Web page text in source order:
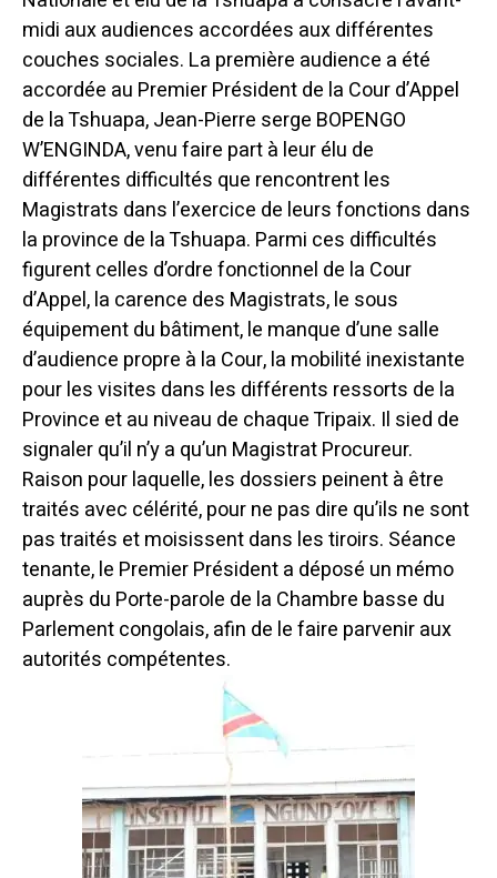
midi aux audiences accordées aux différentes
couches sociales. La première audience a été
accordée au Premier Président de la Cour d’Appel
de la Tshuapa, Jean-Pierre serge BOPENGO
W’ENGINDA, venu faire part à leur élu de
différentes difficultés que rencontrent les
Magistrats dans l’exercice de leurs fonctions dans
la province de la Tshuapa. Parmi ces difficultés
figurent celles d’ordre fonctionnel de la Cour
d’Appel, la carence des Magistrats, le sous
équipement du bâtiment, le manque d’une salle
d’audience propre à la Cour, la mobilité inexistante
pour les visites dans les différents ressorts de la
Province et au niveau de chaque Tripaix. Il sied de
signaler qu’il n’y a qu’un Magistrat Procureur.
Raison pour laquelle, les dossiers peinent à être
traités avec célérité, pour ne pas dire qu’ils ne sont
pas traités et moisissent dans les tiroirs. Séance
tenante, le Premier Président a déposé un mémo
auprès du Porte-parole de la Chambre basse du
Parlement congolais, afin de le faire parvenir aux
autorités compétentes.